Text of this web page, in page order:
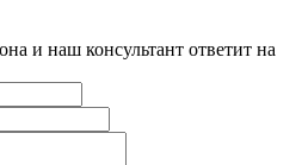
и наш консультант ответит на